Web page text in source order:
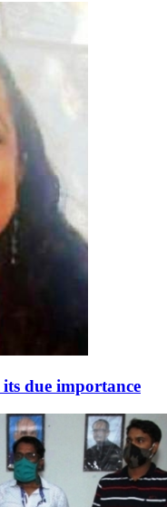
due importance